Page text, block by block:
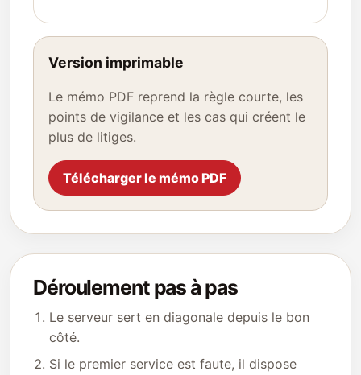
Version imprimable
Le mémo PDF reprend la règle courte, les
points de vigilance et les cas qui créent le
plus de litiges.
Télécharger le mémo PDF
Déroulement pas à pas
Le serveur sert en diagonale depuis le bon
côté.
Si le premier service est faute, il dispose